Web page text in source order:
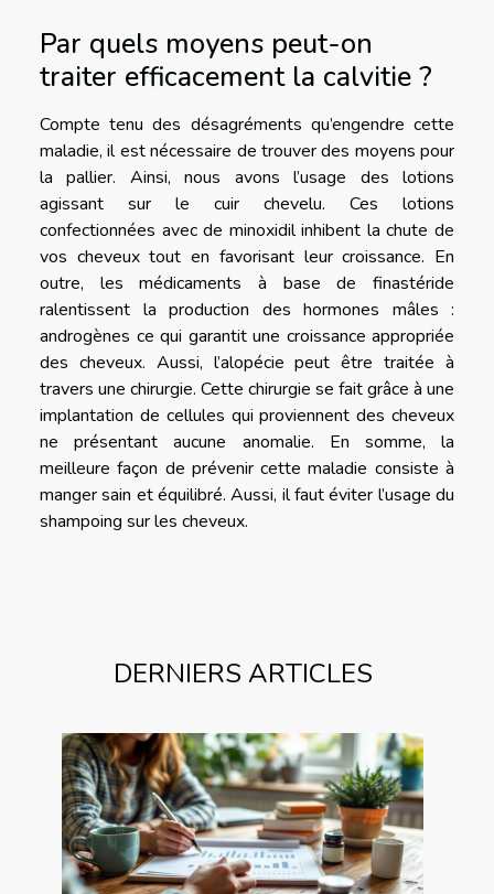
Par quels moyens peut-on
traiter efficacement la calvitie ?
Compte tenu des désagréments qu’engendre cette
maladie, il est nécessaire de trouver des moyens pour
la pallier. Ainsi, nous avons l’usage des lotions
agissant sur le cuir chevelu. Ces lotions
confectionnées avec de minoxidil inhibent la chute de
vos cheveux tout en favorisant leur croissance. En
outre, les médicaments à base de finastéride
ralentissent la production des hormones mâles :
androgènes ce qui garantit une croissance appropriée
des cheveux. Aussi, l’alopécie peut être traitée à
travers une chirurgie. Cette chirurgie se fait grâce à une
implantation de cellules qui proviennent des cheveux
ne présentant aucune anomalie. En somme, la
meilleure façon de prévenir cette maladie consiste à
manger sain et équilibré. Aussi, il faut éviter l’usage du
shampoing sur les cheveux.
DERNIERS ARTICLES